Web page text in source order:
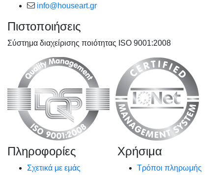
info@houseart.gr
Πιστοποιήσεις
Σύστημα διαχείρισης ποιότητας ISO 9001:2008
Πληροφορίες
Σχετικά με εμάς
Χρήσιμα
Τρόποι πληρωμής